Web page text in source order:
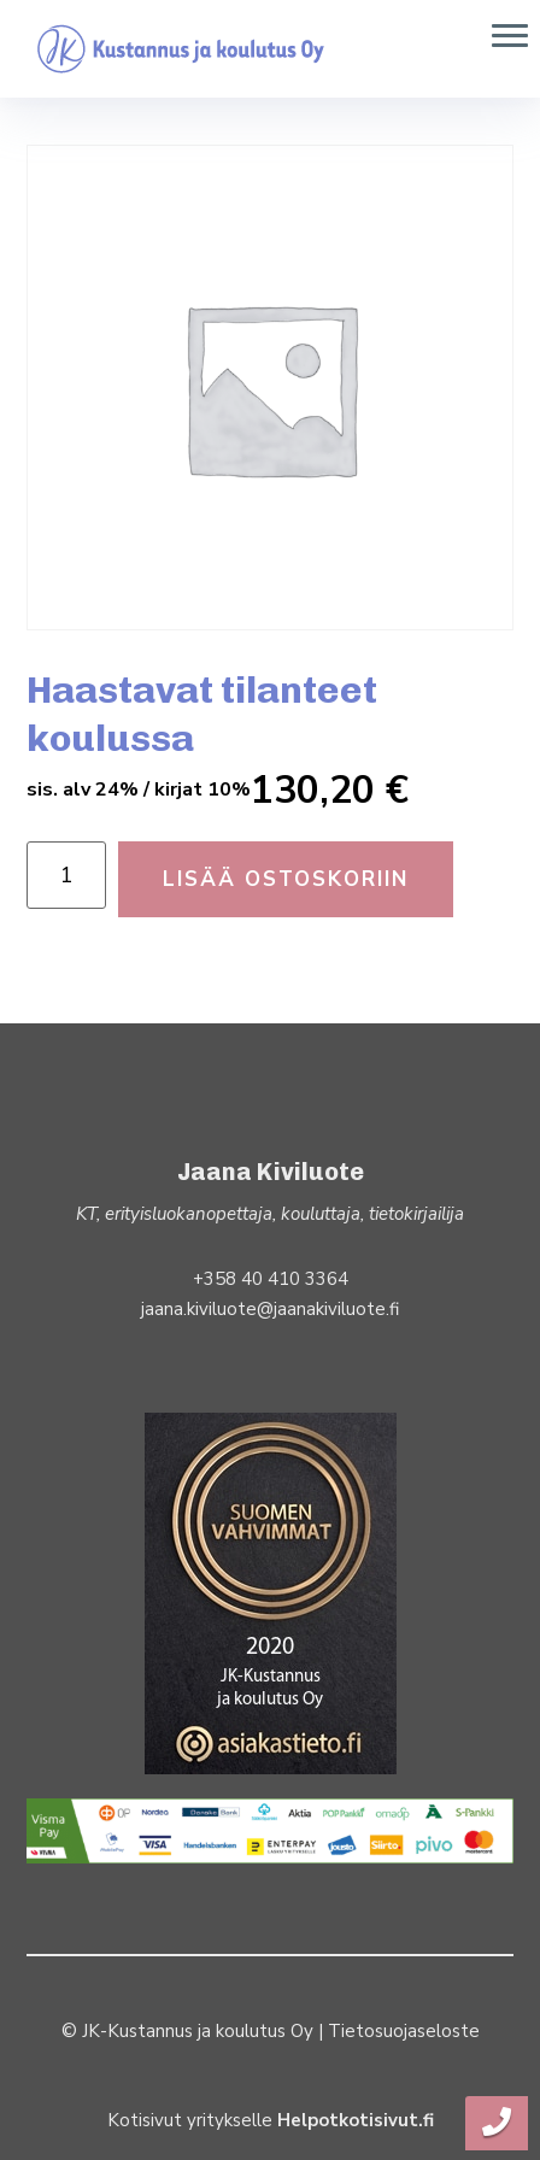
Haastavat tilanteet
koulussa
130,20€
sis. alv 24% / kirjat 10%
LISÄÄ OSTOSKORIIN
Jaana Kiviluote
KT, erityisluokanopettaja, kouluttaja, tietokirjailija
+358 40 410 3364
jaana.kiviluote@jaanakiviluote.fi
© JK-Kustannus ja koulutus Oy | Tietosuojaseloste
Kotisivut yritykselle Helpotkotisivut.fi